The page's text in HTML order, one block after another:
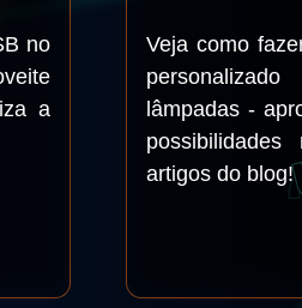
no
a
Veja como
lâmpadas -
artigos do blog!